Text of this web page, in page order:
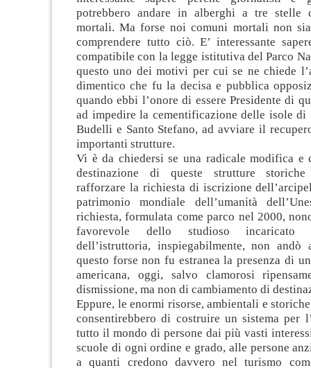
potrebbero andare in alberghi a tre stelle
mortali. Ma forse noi comuni mortali non
comprendere tutto ciò. E’ interessante
compatibile con la legge istitutiva del Parco
questo uno dei motivi per cui se ne chiede
dimentico che fu la decisa e pubblica
quando ebbi l’onore di essere Presidente di
ad impedire la cementificazione delle isole di
Budelli e Santo Stefano, ad avviare il
importanti strutture.
Vi è da chiedersi se una radicale modifica e
destinazione di queste strutture storiche
rafforzare la richiesta di iscrizione
patrimonio mondiale dell’umanità
richiesta, formulata come parco nel 2000,
favorevole dello studioso incaricato
dell’istruttoria, inspiegabilmente, non
questo forse non fu estranea la presenza di
americana, oggi, salvo clamorosi
dismissione, ma non di cambiamento di
Eppure, le enormi risorse, ambientali e
consentirebbero di costruire un sistema per
tutto il mondo di persone dai più vasti
scuole di ogni ordine e grado, alle persone
a quanti credono davvero nel turismo